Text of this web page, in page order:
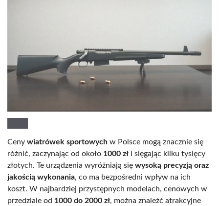
Ceny wiatrówek sportowych w Polsce mogą znacznie się
różnić, zaczynając od około 1000 zł i sięgając kilku tysięcy
złotych. Te urządzenia wyróżniają się wysoką precyzją oraz
jakością wykonania, co ma bezpośredni wpływ na ich
koszt. W najbardziej przystępnych modelach, cenowych w
przedziale od 1000 do 2000 zł, można znaleźć atrakcyjne